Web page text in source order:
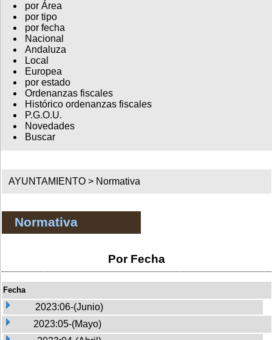
por Área
por tipo
por fecha
Nacional
Andaluza
Local
Europea
por estado
Ordenanzas fiscales
Histórico ordenanzas fiscales
P.G.O.U.
Novedades
Buscar
AYUNTAMIENTO > Normativa
Normativa
Por Fecha
Fecha
2023:06-(Junio)
2023:05-(Mayo)